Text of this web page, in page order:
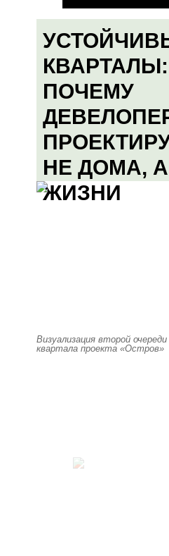
КВАРТАЛЫ:
ПОЧЕМУ
НЕ ДОМА,
ЖИЗНИ
Визуализация второй
квартала проекта «Остров»